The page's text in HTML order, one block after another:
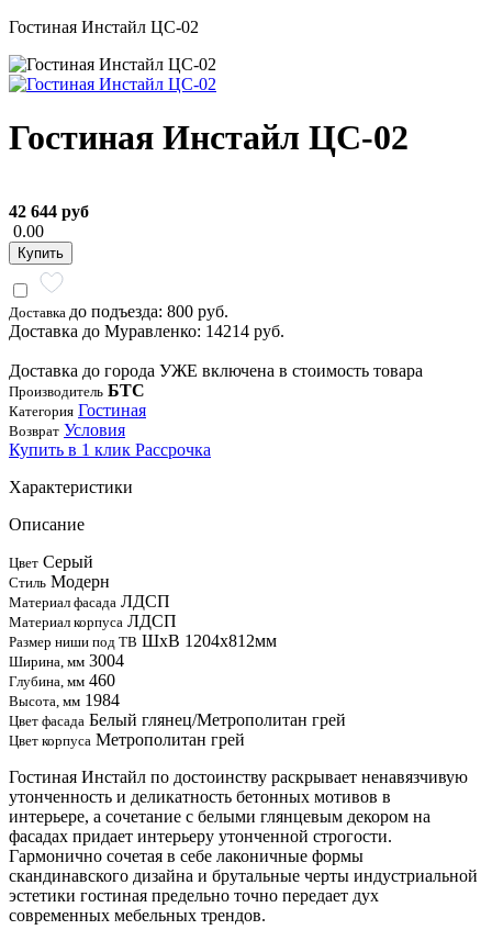
Гостиная Инстайл ЦС-02
Гостиная Инстайл ЦС-02
42 644 руб
0.00
Купить
Доставка до подъезда: 800 руб.
Доставка до Муравленко: 14214 руб.
Доставка до города УЖЕ включена в стоимость товара
Производитель БТС
Категория Гостиная
Возврат Условия
Купить в 1 клик Рассрочка
Характеристики
Описание
Цвет Серый
Стиль Модерн
Материал фасада ЛДСП
Материал корпуса ЛДСП
Размер ниши под ТВ ШxВ 1204x812мм
Ширина, мм 3004
Глубина, мм 460
Высота, мм 1984
Цвет фасада Белый глянец/Метрополитан грей
Цвет корпуса Метрополитан грей
Гостиная Инстайл по достоинству раскрывает ненавязчивую
утонченность и деликатность бетонных мотивов в
интерьере, а сочетание с белыми глянцевым декором на
фасадах придает интерьеру утонченной строгости.
Гармонично сочетая в себе лаконичные формы
скандинавского дизайна и брутальные черты индустриальной
эстетики гостиная предельно точно передает дух
современных мебельных трендов.